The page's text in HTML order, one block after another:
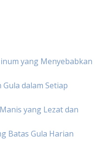
yang Menyebabkan
dalam Setiap
yang Lezat dan
Batas Gula Harian